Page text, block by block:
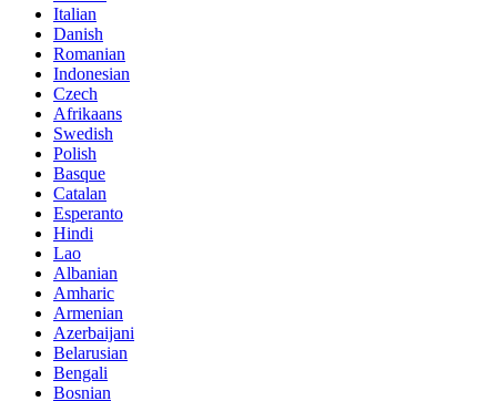
Italian
Danish
Romanian
Indonesian
Czech
Afrikaans
Swedish
Polish
Basque
Catalan
Esperanto
Hindi
Lao
Albanian
Amharic
Armenian
Azerbaijani
Belarusian
Bengali
Bosnian